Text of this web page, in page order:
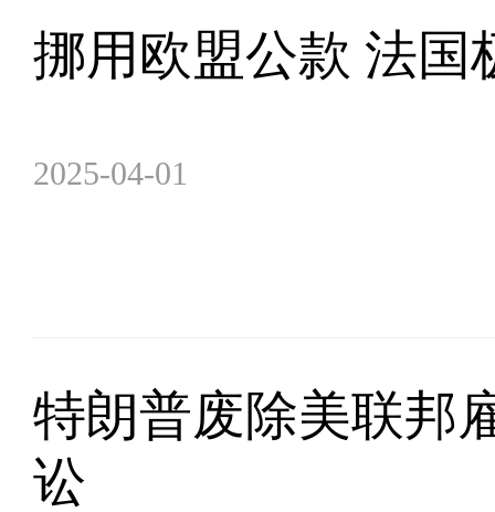
挪用欧盟公款 法国
2025-04-01
特朗普废除美联邦
讼